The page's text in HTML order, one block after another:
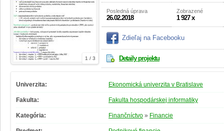
1 / 3
Posledná úprava
26.02.2018
Zobrazené
1 927 x
Zdieľaj na Facebooku
Detaily projektu
Univerzita: Ekonomická univerzita v Bratislave
Fakulta: Fakulta hospodárskej informatiky
Kategória: Finančníctvo » Financie